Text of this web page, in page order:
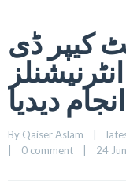
کیپر ڈی
دیدیا
By Qaiser Aslam
0 comment 24